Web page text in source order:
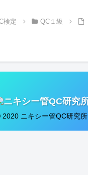
検定 QC１級
2020 ニキシー管QC研究所.